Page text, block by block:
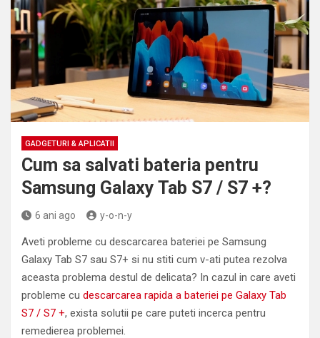
GADGETURI & APLICATII
Cum sa salvati bateria pentru
Samsung Galaxy Tab S7 / S7 +?
6 ani ago y-o-n-y
Aveti probleme cu descarcarea bateriei pe Samsung
Galaxy Tab S7 sau S7+ si nu stiti cum v-ati putea rezolva
aceasta problema destul de delicata? In cazul in care aveti
probleme cu descarcarea rapida a bateriei pe Galaxy Tab
S7 / S7 +, exista solutii pe care puteti incerca pentru
remedierea problemei.